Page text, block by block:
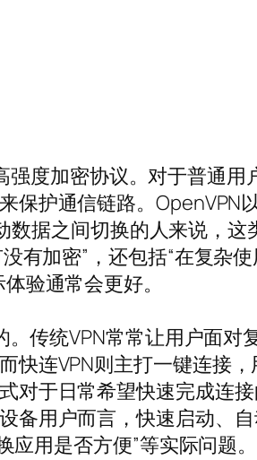
度加密协议。对于普通
护通信链路。OpenVPN
据之间切换的人来说，
有加密”，还包括“在复杂
验通常会更好。
传统VPN常常让用户面对
快连VPN则主打一键连接
对于日常希望快速完成连
备用户而言，快速启动、
用是否方便”等实际问题。